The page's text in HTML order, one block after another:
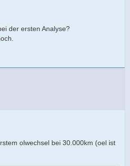
der ersten Analyse?
olwechsel bei 30.000km (oel ist